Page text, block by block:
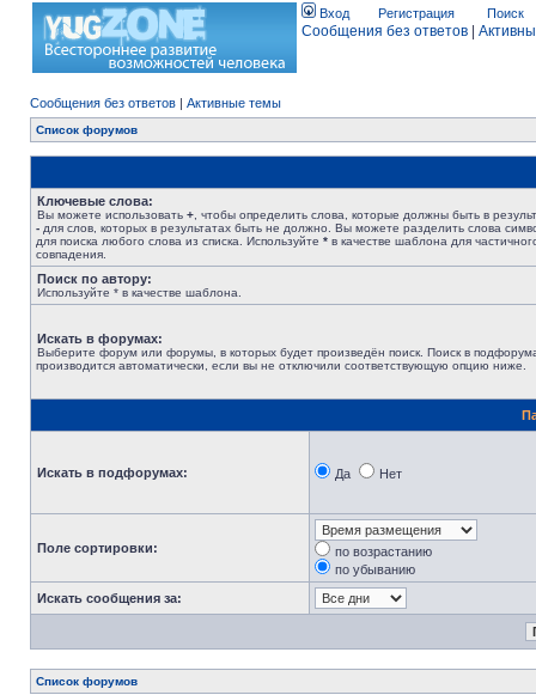
Вход Регистрация Поиск
Сообщения без ответов
Сообщения без ответов | Активные темы
Список форумов
Ключевые слова:
Вы можете использовать + , чтобы определить слова, которые должны быть в
- для слов, которых в результатах быть не должно. Вы можете разделить слова
для поиска любого слова из списка. Используйте * в качестве шаблона для
совпадения.
Поиск по автору:
Используйте * в качестве шаблона.
Искать в форумах:
Выберите форум или форумы, в которых будет произведён поиск. Поиск в
производится автоматически, если вы не отключили соответствующую опцию ниже.
Искать в подфорумах: Да Нет
Поле сортировки:
по возрастанию
по убыванию
Искать сообщения за:
Список форумов